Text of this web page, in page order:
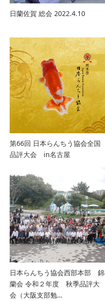
日蘭佐賀 総会 2022.4.10
第66回 日本らんちう協会全国
品評大会 in名古屋
日本らんちう協会西部本部 錦
蘭会 令和２年度 秋季品評大
会（大阪支部勉…